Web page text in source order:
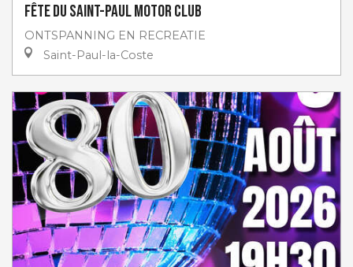
Fête du Saint-Paul Motor club
ONTSPANNING EN RECREATIE
Saint-Paul-la-Coste